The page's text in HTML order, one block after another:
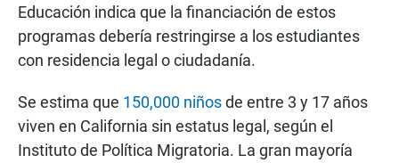
Educación indica que la financiación de estos
programas debería restringirse a los estudiantes
con residencia legal o ciudadanía.
Se estima que 150,000 niñosde entre 3 y 17 años
viven en California sin estatus legal, según el
Instituto de Política Migratoria. La gran mayoría